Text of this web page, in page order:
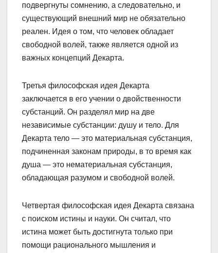
подвергнуты сомнению, а следовательно, и
существующий внешний мир не обязательно
реален. Идея о том, что человек обладает
свободной волей, также является одной из
важных концепций Декарта.
Третья философская идея Декарта
заключается в его учении о двойственности
субстанций. Он разделял мир на две
независимые субстанции: душу и тело. Для
Декарта тело — это материальная субстанция,
подчиненная законам природы, в то время как
душа — это нематериальная субстанция,
обладающая разумом и свободной волей.
Четвертая философская идея Декарта связана
с поиском истины и науки. Он считал, что
истина может быть достигнута только при
помощи рационального мышления и